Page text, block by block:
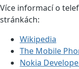
Více informací o
stránkách:
Wikipedia
The Mobile
Nokia